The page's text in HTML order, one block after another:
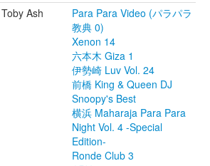
Toby Ash
Para Para Video (パラパラ
教典 0)
Xenon 14
六本木 Giza 1
伊勢崎 Luv Vol. 24
前橋 King & Queen DJ
Snoopy's Best
横浜 Maharaja Para Para
Night Vol. 4 -Special
Edition-
Ronde Club 3